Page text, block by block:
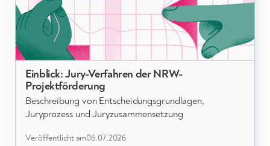
NEWS
Einblick: Jury-Verfahren der NRW-
Projektförderung
Beschreibung von Entscheidungsgrundlagen,
Juryprozess und Juryzusammensetzung
Veröffentlicht am06.07.2026